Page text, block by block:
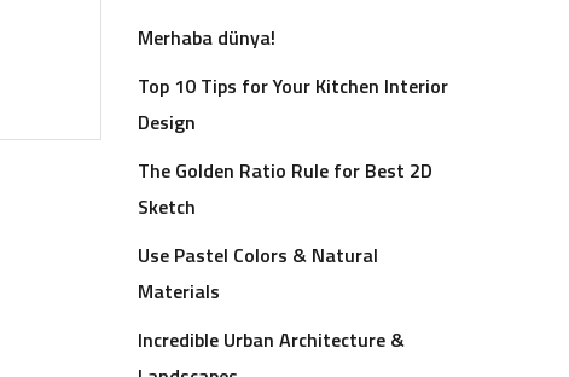
Merhaba dünya!
Top 10 Tips for Your Kitchen Interior
Design
The Golden Ratio Rule for Best 2D
Sketch
Use Pastel Colors & Natural
Materials
Incredible Urban Architecture &